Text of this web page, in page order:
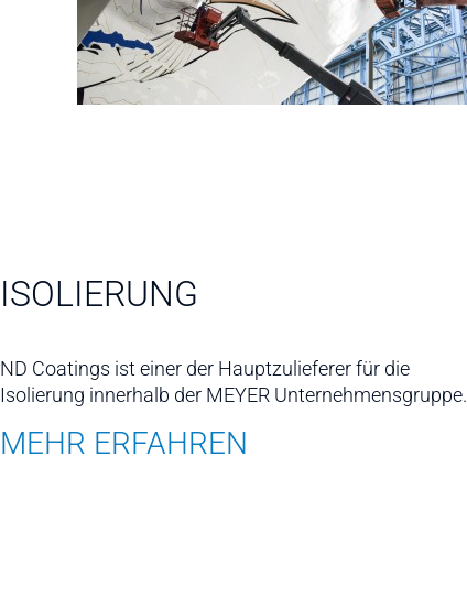
ISOLIERUNG
ND Coatings ist einer der Hauptzulieferer für die
Isolierung innerhalb der MEYER Unternehmensgruppe.
MEHR ERFAHREN